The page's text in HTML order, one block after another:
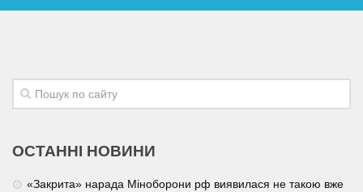
ОСТАННІ НОВИНИ
«Закрита» нарада Міноборони рф виявилася не такою вже